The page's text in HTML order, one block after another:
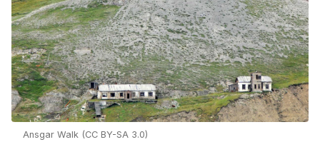
Ansgar Walk (CC BY-SA 3.0)